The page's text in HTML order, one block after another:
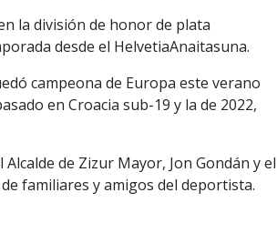
la división de honor de plata
desde el HelvetiaAnaitasuna.
campeona de Europa este verano
en Croacia sub-19 y la de 2022,
Alcalde de Zizur Mayor, Jon Gondán y el
de familiares y amigos del deportista.